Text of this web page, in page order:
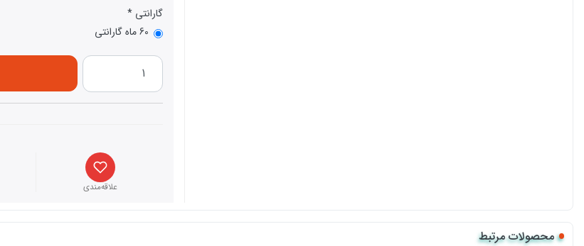
گارانتی
60 ماه گارانتی
علاقه‌مندی
محصولات مرتبط